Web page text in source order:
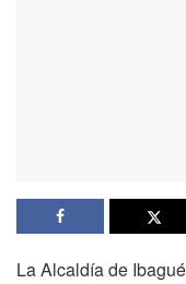
La Alcaldía de